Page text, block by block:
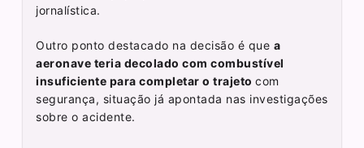
jornalística.
Outro ponto destacado na decisão é que a
aeronave teria decolado com combustível
insuficiente para completar o trajetocom
segurança, situação já apontada nas investigações
sobre o acidente.